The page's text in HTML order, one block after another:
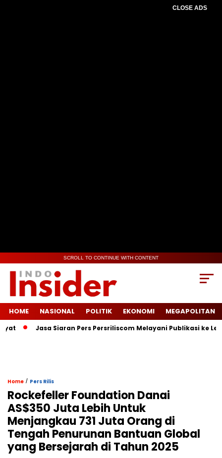
CLOSE ADS
SCROLL TO CONTINUE WITH CONTENT
HOME NASIONAL POLITIK EKONOMI MEGAPOLITAN
Jasa Siaran Pers Persriliscom Melayani Publikasi ke Lebih dari
Home / Pers Rilis
Rockefeller Foundation Danai
AS$350 Juta Lebih Untuk
Menjangkau 731 Juta Orang di
Tengah Penurunan Bantuan Global
yang Bersejarah di Tahun 2025